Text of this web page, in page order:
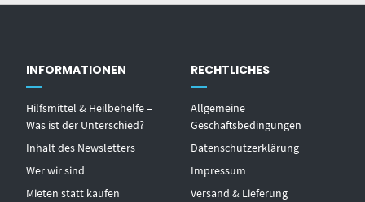
INFORMATIONEN
Hilfsmittel & Heilbehelfe –
Was ist der Unterschied?
Inhalt des Newsletters
Wer wir sind
Mieten statt kaufen
RECHTLICHES
Allgemeine
Geschäftsbedingungen
Datenschutzerklärung
Impressum
Versand & Lieferung